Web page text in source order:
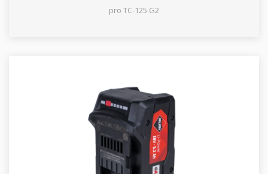
pro TC-125 G2